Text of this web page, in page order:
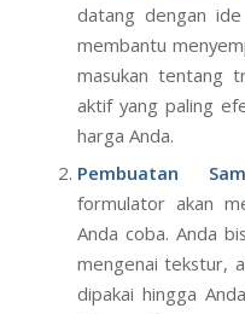
datang dengan
membantu
masukan tentang
aktif yang paling
harga Anda.
Pembuatan
formulator akan
Anda coba. Anda
mengenai tekstur,
dipakai hingga